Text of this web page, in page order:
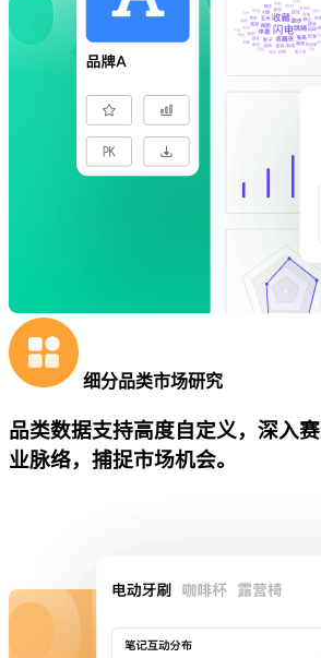
细分品类市场研究
品类数据支持高度自定义，深入
业脉络，捕捉市场机会。